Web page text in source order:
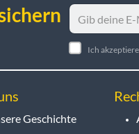
Ich
Geschichte